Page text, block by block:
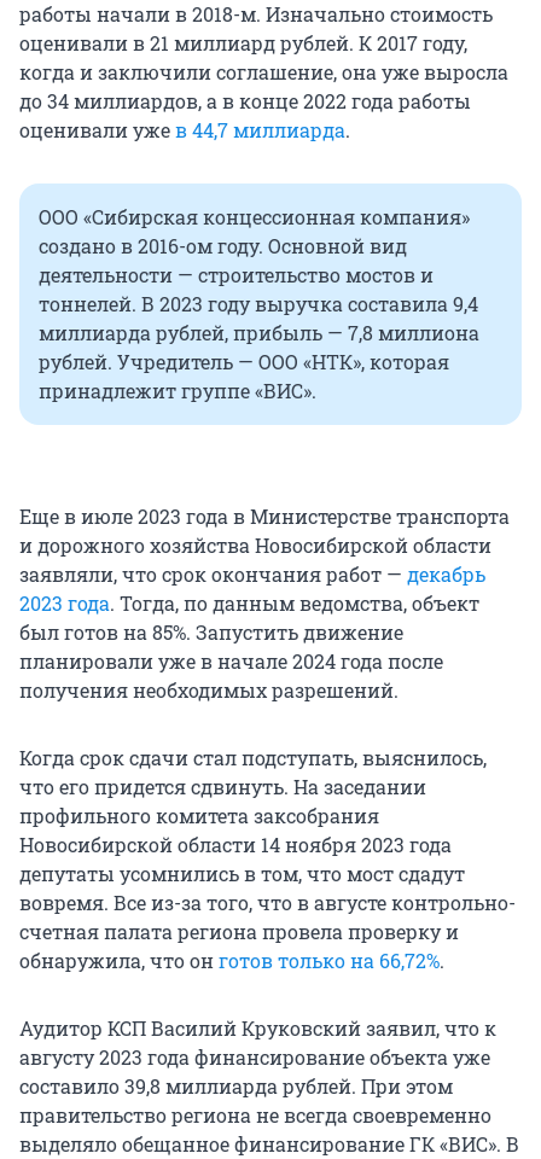
работы начали в 2018-м. Изначально стоимость
оценивали в 21 миллиард рублей. К 2017 году,
когда и заключили соглашение, она уже выросла
до 34 миллиардов, а в конце 2022 года работы
оценивали ужев 44,7 миллиарда.
ООО «Сибирская концессионная компания»
создано в 2016-ом году. Основной вид
деятельности — строительство мостов и
тоннелей. В 2023 году выручка составила 9,4
миллиарда рублей, прибыль — 7,8 миллиона
рублей. Учредитель — ООО «НТК», которая
принадлежит группе «ВИС».
Еще в июле 2023 года в Министерстве транспорта
и дорожного хозяйства Новосибирской области
заявляли, что срок окончания работ — декабрь
2023 года. Тогда, по данным ведомства, объект
был готов на 85%. Запустить движение
планировали уже в начале 2024 года после
получения необходимых разрешений.
Когда срок сдачи стал подступать, выяснилось,
что его придется сдвинуть. На заседании
профильного комитета заксобрания
Новосибирской области 14 ноября 2023 года
депутаты усомнились в том, что мост сдадут
вовремя. Все из-за того, что в августе контрольно-
счетная палата региона провела проверку и
обнаружила, что онготов только на 66,72%.
Аудитор КСП Василий Круковский заявил, что к
августу 2023 года финансирование объекта уже
составило 39,8 миллиарда рублей. При этом
правительство региона не всегда своевременно
выделяло обещанное финансирование ГК «ВИС». В